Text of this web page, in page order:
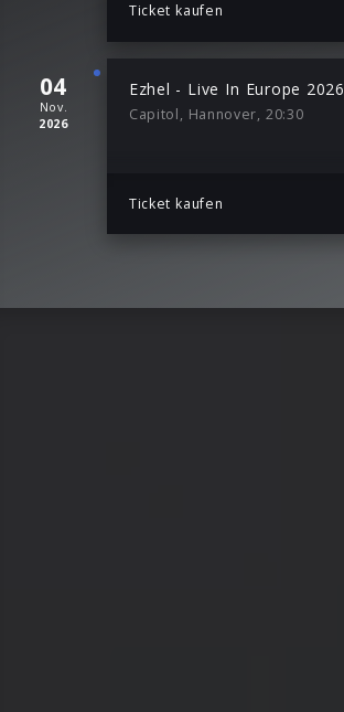
Ticket kaufen
04
Nov.
2026
Ezhel - Live In Europe 2026
Capitol, Hannover, 20:30
Ticket kaufen